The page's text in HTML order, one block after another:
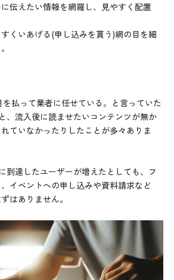
伝えたい情報を網羅し、見やすく配置
くいあげる(申し込みを貰う)網の目を細
払って業者に任せている。と言っていた
、流入後に読ませたいコンテンツが無か
ていなかったりしたことが多々ありま
到達したユーザーが増えたとしても、フ
イベントへの申し込みや資料請求など
はありません。